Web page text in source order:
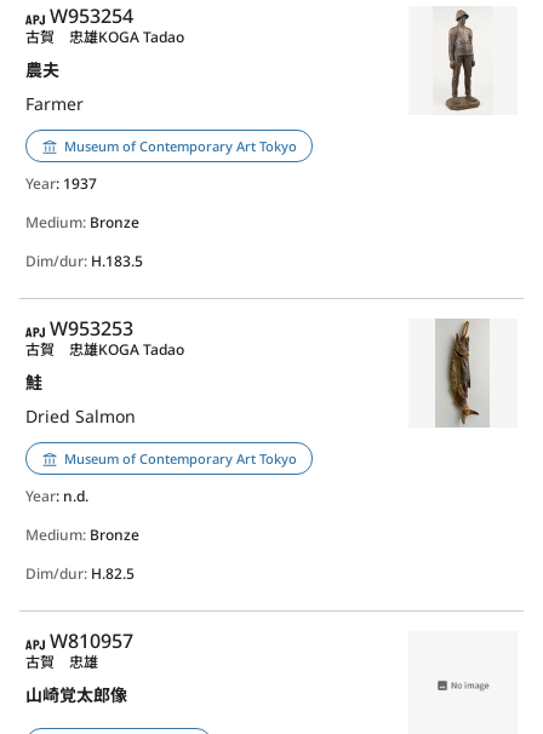
APJ
W953254
農夫
Farmer
古賀 忠雄KOGA Tadao
Museum of Contemporary Art Tokyo
Year: 1937
Medium: Bronze
Dim/dur: H.183.5
APJ
W953253
鮭
Dried Salmon
古賀 忠雄KOGA Tadao
Museum of Contemporary Art Tokyo
Year: n.d.
Medium: Bronze
Dim/dur: H.82.5
APJ
W810957
山崎覚太郎像
古賀 忠雄